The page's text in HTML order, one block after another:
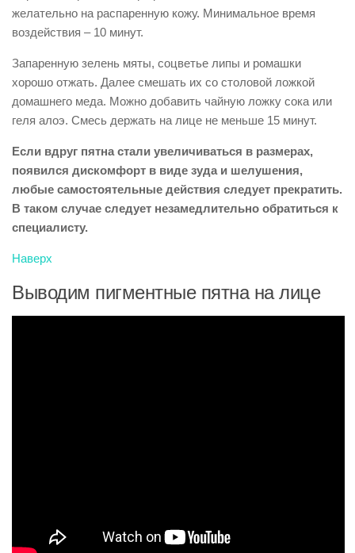
желательно на распаренную кожу. Минимальное время
воздействия – 10 минут.
Запаренную зелень мяты, соцветье липы и ромашки
хорошо отжать. Далее смешать их со столовой ложкой
домашнего меда. Можно добавить чайную ложку сока или
геля алоэ. Смесь держать на лице не меньше 15 минут.
Если вдруг пятна стали увеличиваться в размерах,
появился дискомфорт в виде зуда и шелушения,
любые самостоятельные действия следует прекратить.
В таком случае следует незамедлительно обратиться к
специалисту.
Наверх
Выводим пигментные пятна на лице